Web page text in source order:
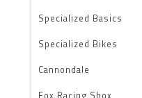
Specialized Basics
Specialized Bikes
Cannondale